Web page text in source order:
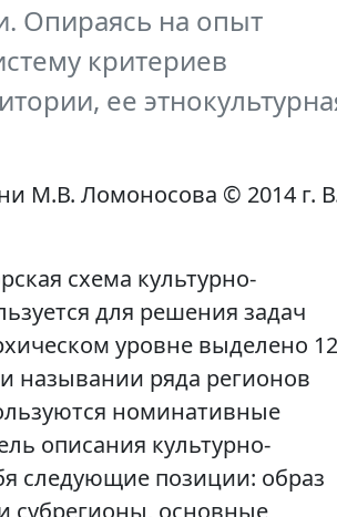
Опираясь на опыт
критериев
ее
М.В. Ломоносова © 2014 г.
схема культурно-
для решения задач
уровне выделено 12
назывании ряда регионов
номинативные
описания культурно-
следующие позиции: образ
субрегионы, основные